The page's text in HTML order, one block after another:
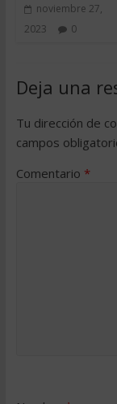
noviembre 27,
2023
0
Deja una
Tu dirección de
campos
Comentario *